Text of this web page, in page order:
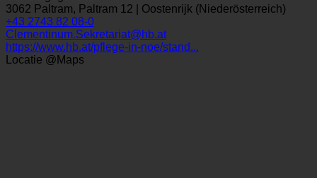
Contactgegevens
3062 Paltram, Paltram 12 | Oostenrijk (Niederösterreich)
+43 2743 82 08-0
Clementinum.Sekretariat@hb.at
https://www.hb.at/pflege-in-noe/stand...